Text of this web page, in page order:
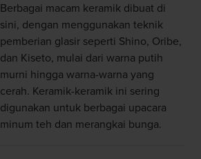
Berbagai macam keramik dibuat di
sini, dengan menggunakan teknik
pemberian glasir seperti Shino, Oribe,
dan Kiseto, mulai dari warna putih
murni hingga warna-warna yang
cerah. Keramik-keramik ini sering
digunakan untuk berbagai upacara
minum teh dan merangkai bunga.